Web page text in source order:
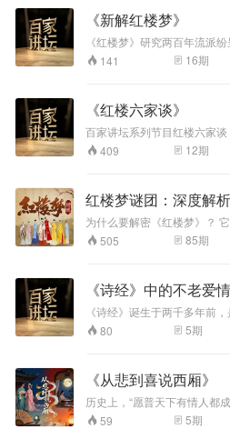
一本不完整的书稿，这就给后
语空间，《红楼梦》就像断臂
少人在想象着它完整的样子。
的就不能窥见《红楼梦》的全
刘心武先生通过多年对《红楼
《红楼梦》后四十回不符合曹
那么八十回后曹雪芹的《红楼
全本的《红楼梦》真的存在
武先生为您讲述《红楼梦》八
《新解红楼梦》
《红楼梦》研究两百年流派纷
派、探佚派，对《红楼梦》的
同的阐释。改革开放以来，对
样性趋势。百家讲坛邀请周汝
江、李希凡等多位专家学者，
论、新解、新探，内容涉及作
过程、思想倾向、艺术个性、
事、诗词歌赋，乃至《红楼梦
141 16期
《红楼六家谈》
百家讲坛系列节目红楼六家谈
命轨迹，感悟红楼梦的艺术魅
409 12期
红楼梦谜团：深度解
楼
为什么要解密《红楼梦》？ 它
让你了解人生真相；它是一部
专门的红学；它更是一部传世
断而连的多层解读模式，恰恰
中纷繁复杂的情节脉络，从宏
脉络到人物特征，无不探赜索
播孟云剑老师通过认知思维方
知思维方法，帮助大家从逻辑
视红楼隐藏的秘密。
505 85期
《诗经》中的不老爱情
《诗经》诞生于两千多年前，
歌总集，它的一些作品，对今
显得有些晦涩难懂，但《诗经
里面有些句子大家都耳熟能详
之洲。窈窕淑女，君子好逑。
人们都不陌生，在阅读的时候
大家通常都把这首诗当作爱
的就是爱情诗吗？
80 5期
《从悲到喜说西厢》
历史上，“愿普天下有情人都
望，不知成为多少文学作品的
便是描绘这一主题的最成功的
59 5期